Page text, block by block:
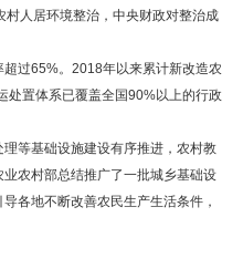
人居环境整治，中央财政对整治成
过65%。2018年以来累计新改造农
处置体系已覆盖全国90%以上的行政
等基础设施建设有序推进，农村教
农村部总结推广了一批城乡基础设
各地不断改善农民生产生活条件，